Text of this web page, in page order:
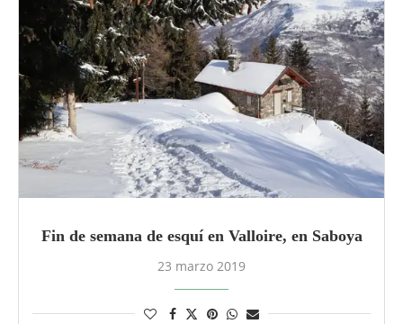
Fin de semana de esquí en Valloire, en Saboya
23 marzo 2019